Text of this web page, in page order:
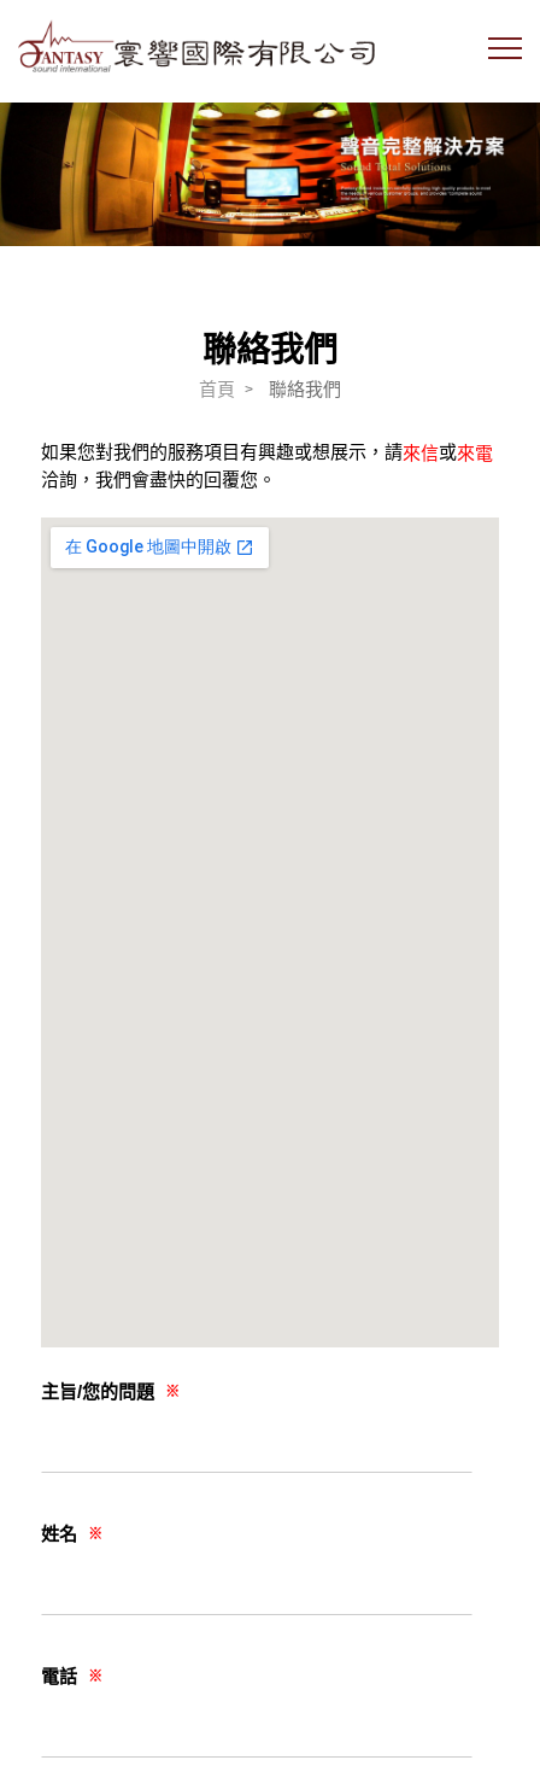
聯絡我們
首頁 聯絡我們
如果您對我們的服務項目有興趣或想展示，請來信或來電
洽詢，我們會盡快的回覆您。
主旨/您的問題 ※
姓名 ※
電話 ※